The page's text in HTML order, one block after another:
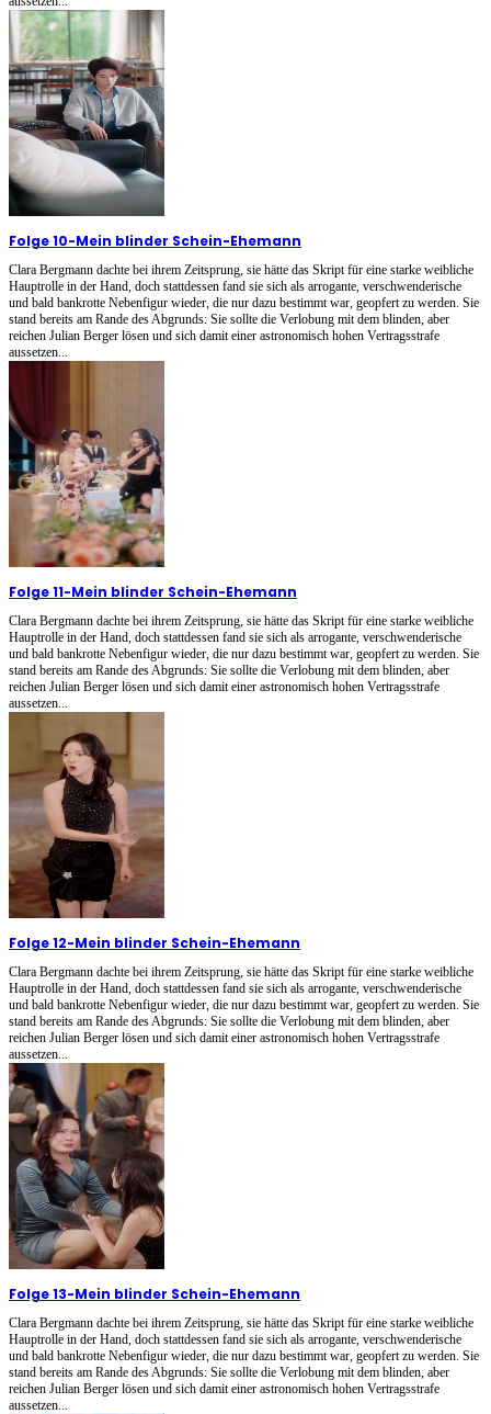
Folge 10-Mein blinder Schein-Ehemann
Clara Bergmann dachte bei ihrem Zeitsprung, sie hätte das Skript für eine starke weibliche
Hauptrolle in der Hand, doch stattdessen fand sie sich als arrogante, verschwenderische
und bald bankrotte Nebenfigur wieder, die nur dazu bestimmt war, geopfert zu werden. Sie
stand bereits am Rande des Abgrunds: Sie sollte die Verlobung mit dem blinden, aber
reichen Julian Berger lösen und sich damit einer astronomisch hohen Vertragsstrafe
aussetzen...
Folge 11-Mein blinder Schein-Ehemann
Clara Bergmann dachte bei ihrem Zeitsprung, sie hätte das Skript für eine starke weibliche
Hauptrolle in der Hand, doch stattdessen fand sie sich als arrogante, verschwenderische
und bald bankrotte Nebenfigur wieder, die nur dazu bestimmt war, geopfert zu werden. Sie
stand bereits am Rande des Abgrunds: Sie sollte die Verlobung mit dem blinden, aber
reichen Julian Berger lösen und sich damit einer astronomisch hohen Vertragsstrafe
aussetzen...
Folge 12-Mein blinder Schein-Ehemann
Clara Bergmann dachte bei ihrem Zeitsprung, sie hätte das Skript für eine starke weibliche
Hauptrolle in der Hand, doch stattdessen fand sie sich als arrogante, verschwenderische
und bald bankrotte Nebenfigur wieder, die nur dazu bestimmt war, geopfert zu werden. Sie
stand bereits am Rande des Abgrunds: Sie sollte die Verlobung mit dem blinden, aber
reichen Julian Berger lösen und sich damit einer astronomisch hohen Vertragsstrafe
aussetzen...
Folge 13-Mein blinder Schein-Ehemann
Clara Bergmann dachte bei ihrem Zeitsprung, sie hätte das Skript für eine starke weibliche
Hauptrolle in der Hand, doch stattdessen fand sie sich als arrogante, verschwenderische
und bald bankrotte Nebenfigur wieder, die nur dazu bestimmt war, geopfert zu werden. Sie
stand bereits am Rande des Abgrunds: Sie sollte die Verlobung mit dem blinden, aber
reichen Julian Berger lösen und sich damit einer astronomisch hohen Vertragsstrafe
aussetzen...